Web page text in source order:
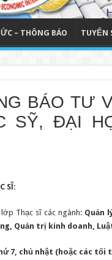
– THÔNG BÁO TUYỂN
BÁO TƯ
SỸ, ĐẠI
SĨ:
lớp Thạc sĩ các ngành: Quản
Quản trị kinh doanh,
7, chủ nhật (hoặc các tối